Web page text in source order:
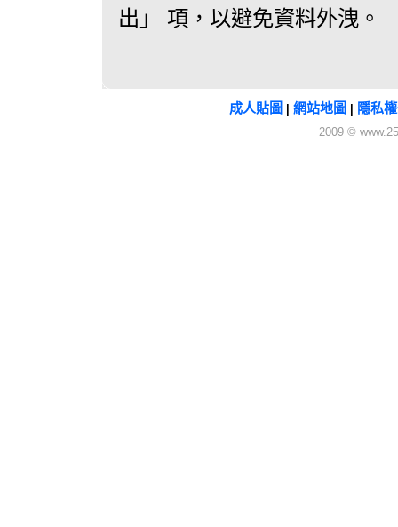
出」 項，以避免資料外洩。
成人貼圖 網站地圖 隱私
2009 ©